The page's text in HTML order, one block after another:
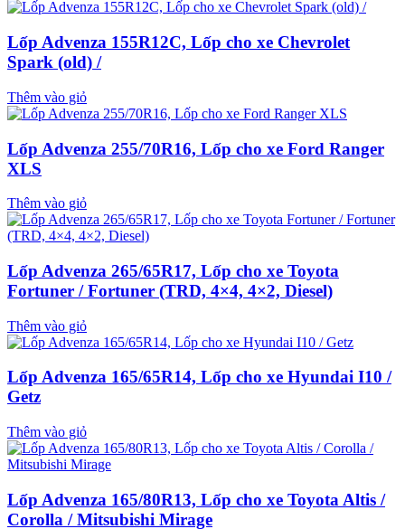
Lốp Advenza 155R12C, Lốp cho xe Chevrolet
Spark (old) /
Thêm vào giỏ
Lốp Advenza 255/70R16, Lốp cho xe Ford Ranger
XLS
Thêm vào giỏ
Lốp Advenza 265/65R17, Lốp cho xe Toyota
Fortuner / Fortuner (TRD, 4×4, 4×2, Diesel)
Thêm vào giỏ
Lốp Advenza 165/65R14, Lốp cho xe Hyundai I10 /
Getz
Thêm vào giỏ
Lốp Advenza 165/80R13, Lốp cho xe Toyota Altis /
Corolla / Mitsubishi Mirage